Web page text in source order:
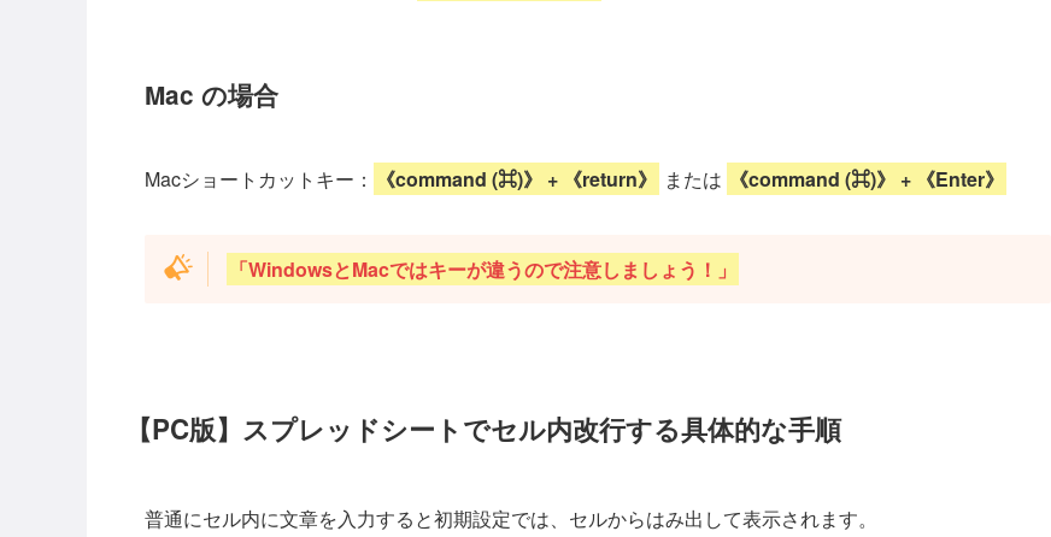
Mac の場合
Macショートカットキー： 《command (⌘)》 + 《return》 または 《command (⌘)》 + 《Enter》
「WindowsとMacではキーが違うので注意しましょう！」
【PC版】スプレッドシートでセル内改行する具体的な手順
普通にセル内に文章を入力すると初期設定では、セルからはみ出して表示されます。